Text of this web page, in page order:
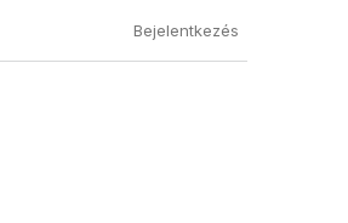
Általános Szerződési Feltételek
Bejelentkezés